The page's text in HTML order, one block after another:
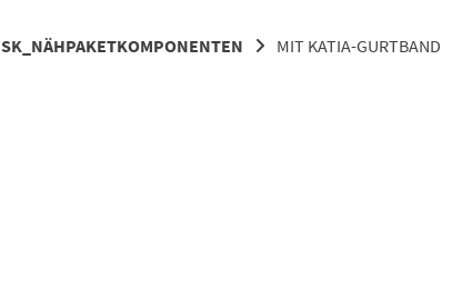
SK_NÄHPAKETKOMPONENTEN MIT KATIA-GURTBAND